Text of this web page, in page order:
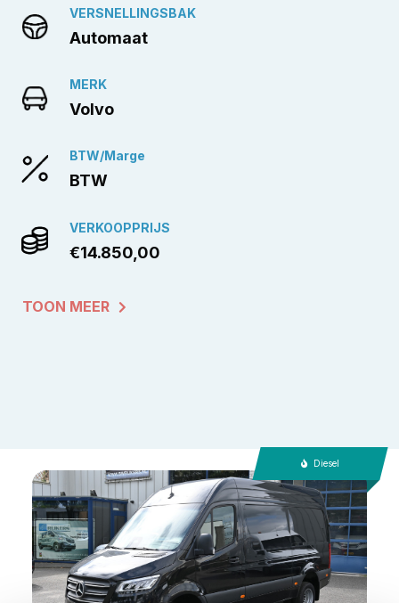
VERSNELLINGSBAK
Automaat
MERK
Volvo
BTW/Marge
BTW
VERKOOPPRIJS
€14.850,00
TOON MEER
Diesel